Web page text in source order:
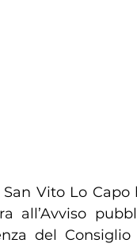
Vito Lo Capo
all’Avviso
del